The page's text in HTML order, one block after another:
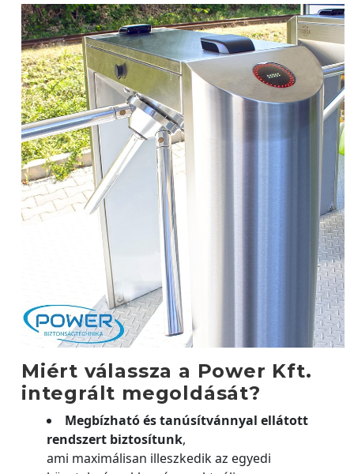
Miért válassza a Power Kft.
integrált megoldását?
Megbízható és tanúsítvánnyal ellátott
rendszert biztosítunk,
ami maximálisan illeszkedik az egyedi